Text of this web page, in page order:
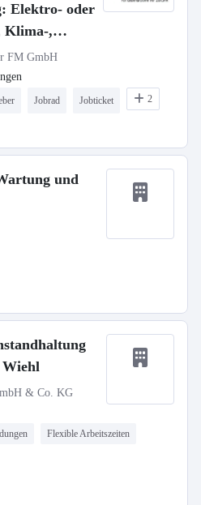
Elektro- oder
Klima-,
FM GmbH
Jobrad Jobticket 2
und
& Co. KG
Flexible Arbeitszeiten